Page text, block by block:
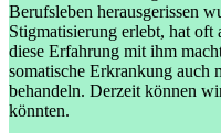
Berufsleben herausgerissen
Stigmatisierung erlebt, hat oft
diese Erfahrung mit ihm
somatische Erkrankung auch
behandeln. Derzeit können
könnten.